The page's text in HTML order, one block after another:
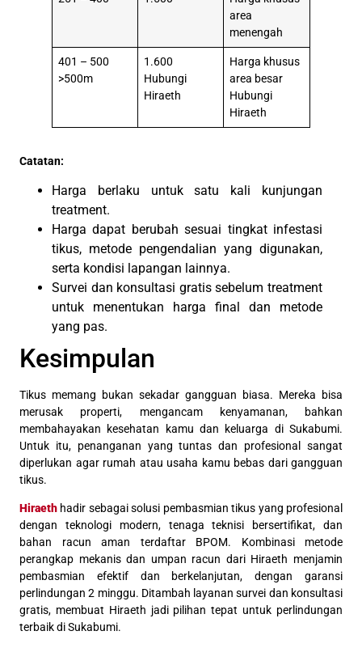
area
menengah
401 – 500
>500m
1.600
Hubungi
Hiraeth
Harga khusus
area besar
Hubungi
Hiraeth
Catatan:
Harga berlaku untuk satu kali kunjungan
treatment.
Harga dapat berubah sesuai tingkat infestasi
tikus, metode pengendalian yang digunakan,
serta kondisi lapangan lainnya.
Survei dan konsultasi gratis sebelum treatment
untuk menentukan harga final dan metode
yang pas.
Kesimpulan
Tikus memang bukan sekadar gangguan biasa. Mereka bisa
merusak properti, mengancam kenyamanan, bahkan
membahayakan kesehatan kamu dan keluarga di Sukabumi.
Untuk itu, penanganan yang tuntas dan profesional sangat
diperlukan agar rumah atau usaha kamu bebas dari gangguan
tikus.
Hiraeth hadir sebagai solusi pembasmian tikus yang profesional
dengan teknologi modern, tenaga teknisi bersertifikat, dan
bahan racun aman terdaftar BPOM. Kombinasi metode
perangkap mekanis dan umpan racun dari Hiraeth menjamin
pembasmian efektif dan berkelanjutan, dengan garansi
perlindungan 2 minggu. Ditambah layanan survei dan konsultasi
gratis, membuat Hiraeth jadi pilihan tepat untuk perlindungan
terbaik di Sukabumi.